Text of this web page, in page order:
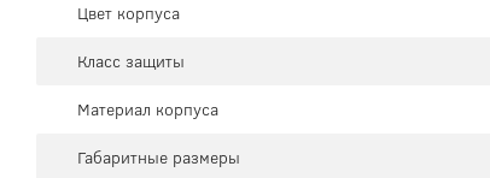
Цвет корпуса
Класс защиты
Материал корпуса
Габаритные размеры